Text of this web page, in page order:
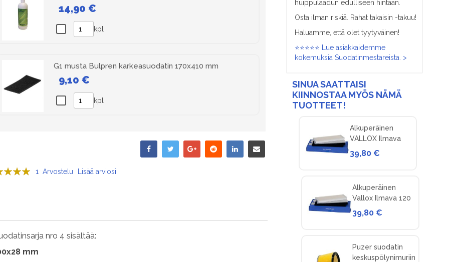
14,90 €
kpl
G1 musta Bulpren karkeasuodatin 170x410 mm
9,10 €
kpl
1 Arvostelu Lisää arviosi
nro 4 sisältää:
mm
huippulaadun edulliseen hintaan.
Osta ilman riskiä. Rahat takaisin -takuu!
Haluamme, että olet tyytyväinen!
⭐⭐⭐⭐⭐ Lue asiakkaidemme
kokemuksia Suodatinmestareista. >
SINUA SAATTAISI
KIINNOSTAA MYÖS NÄMÄ
TUOTTEET!
Alkuperäinen
VALLOX Ilmava
100 nro 4 (v. 93 -
>)
39,80 €
Alkuperäinen
Vallox Ilmava 120
-suodatinpakkaus
nro 4 (v. 93 ->)
39,80 €
Puzer suodatin
keskuspölynimuriin